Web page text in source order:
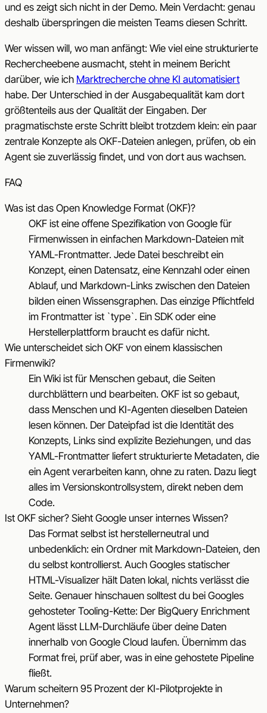
und es zeigt sich nicht in der Demo. Mein Verdacht: genau
deshalb überspringen die meisten Teams diesen Schritt.
Wer wissen will, wo man anfängt: Wie viel eine strukturierte
Rechercheebene ausmacht, steht in meinem Bericht
darüber, wie ich Marktrecherche ohne KI automatisiert
habe. Der Unterschied in der Ausgabequalität kam dort
größtenteils aus der Qualität der Eingaben. Der
pragmatischste erste Schritt bleibt trotzdem klein: ein paar
zentrale Konzepte als OKF-Dateien anlegen, prüfen, ob ein
Agent sie zuverlässig findet, und von dort aus wachsen.
FAQ
Was ist das Open Knowledge Format (OKF)?
OKF ist eine offene Spezifikation von Google für
Firmenwissen in einfachen Markdown-Dateien mit
YAML-Frontmatter. Jede Datei beschreibt ein
Konzept, einen Datensatz, eine Kennzahl oder einen
Ablauf, und Markdown-Links zwischen den Dateien
bilden einen Wissensgraphen. Das einzige Pflichtfeld
im Frontmatter ist `type`. Ein SDK oder eine
Herstellerplattform braucht es dafür nicht.
Wie unterscheidet sich OKF von einem klassischen
Firmenwiki?
Ein Wiki ist für Menschen gebaut, die Seiten
durchblättern und bearbeiten. OKF ist so gebaut,
dass Menschen und KI-Agenten dieselben Dateien
lesen können. Der Dateipfad ist die Identität des
Konzepts, Links sind explizite Beziehungen, und das
YAML-Frontmatter liefert strukturierte Metadaten, die
ein Agent verarbeiten kann, ohne zu raten. Dazu liegt
alles im Versionskontrollsystem, direkt neben dem
Code.
Ist OKF sicher? Sieht Google unser internes Wissen?
Das Format selbst ist herstellerneutral und
unbedenklich: ein Ordner mit Markdown-Dateien, den
du selbst kontrollierst. Auch Googles statischer
HTML-Visualizer hält Daten lokal, nichts verlässt die
Seite. Genauer hinschauen solltest du bei Googles
gehosteter Tooling-Kette: Der BigQuery Enrichment
Agent lässt LLM-Durchläufe über deine Daten
innerhalb von Google Cloud laufen. Übernimm das
Format frei, prüf aber, was in eine gehostete Pipeline
fließt.
Warum scheitern 95 Prozent der KI-Pilotprojekte in
Unternehmen?